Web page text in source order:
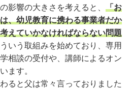
影響の大きさを考えると、 「お
、幼児教育に携わる事業者だか
えていかなければならない問題
いう取組みを始めており、専用
相談の受付や、講師によるオン
ます。
ると父は常々言っておりました